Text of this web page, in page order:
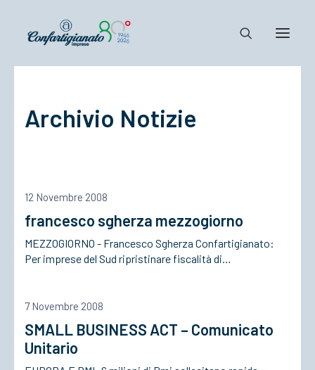
Confartigianato
Cosa Facciamo
Associarsi
ACCEDI
Archivio Notizie
12 Novembre 2008
francesco sgherza mezzogiorno
MEZZOGIORNO - Francesco Sgherza Confartigianato:
Per imprese del Sud ripristinare fiscalità di…
7 Novembre 2008
SMALL BUSINESS ACT – Comunicato
Unitario